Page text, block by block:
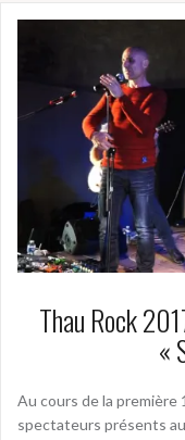
Thau Rock
«
Au cours de la première
spectateurs présents